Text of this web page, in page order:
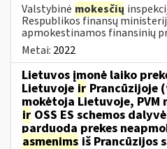
Valstybinė mokesčių
Respublikos finansų
apmokestinamos finansinių
Metai: 2022
Lietuvos įmonė laiko
Lietuvoje ir Prancūzijoje
mokėtoja Lietuvoje, PVM
ir OSS ES schemos
parduoda prekes
asmenims iš Prancūzijos